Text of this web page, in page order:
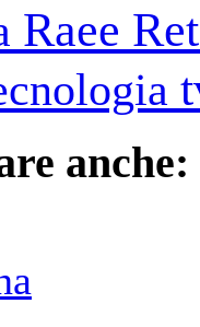
Raee
anche: